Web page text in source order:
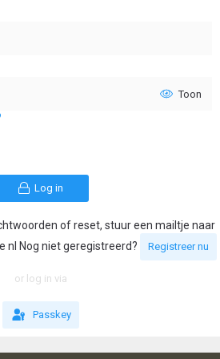
Toon
Log in
of reset, stuur een mailtje naar
nl Nog niet geregistreerd?
Registreer nu
or log in via
Passkey